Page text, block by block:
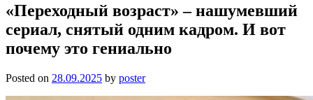
«Переходный возраст» – нашумевший
сериал, снятый одним кадром. И вот
почему это гениально
Posted on 28.09.2025 by poster